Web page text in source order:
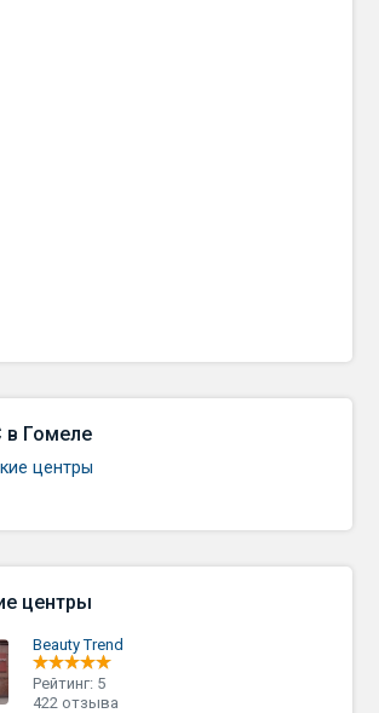
в Гомеле
центры
центры
Beauty Trend
Рейтинг: 5
422 отзыва